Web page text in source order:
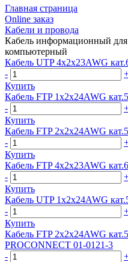
Главная страница
Оnline заказ
Кабели и провода
Кабель информационный
компьютерный
Кабель UTP 4х2х23AWG
-
Купить
Кабель FTP 1х2х24AWG
-
Купить
Кабель FTP 2х2х24AWG
-
Купить
Кабель FTP 4х2х23AWG
-
Купить
Кабель UTP 1х2х24AWG
-
Купить
Кабель FTP 2х2х24AWG
PROCONNECT 01-0121-3
-